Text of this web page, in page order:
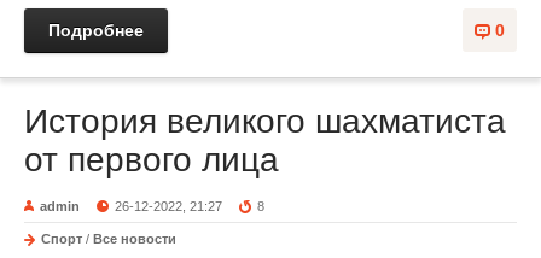
0
Подробнее
История великого шахматиста
от первого лица
admin 26-12-2022, 21:27 8
Спорт / Все новости